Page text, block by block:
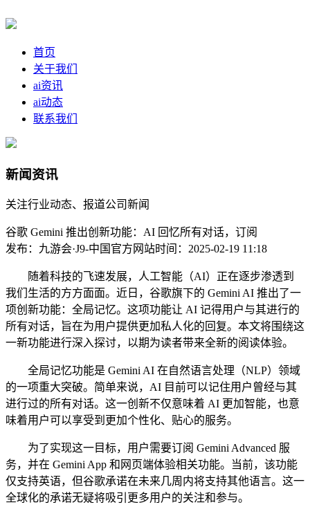
首页
关于我们
ai资讯
ai动态
联系我们
新闻资讯
关注行业动态、报道公司新闻
谷歌 Gemini 推出创新功能：AI 回忆所有对话，订阅
发布：九游会·J9-中国官方网站时间：2025-02-19 11:18
随着科技的飞速发展，人工智能（AI）正在逐步渗透到
我们生活的方方面面。近日，谷歌旗下的 Gemini AI 推出了一
项创新功能：全局记忆。这项功能让 AI 记得用户与其进行的
所有对话，旨在为用户提供更加私人化的回复。本文将围绕这
一新功能进行深入探讨，以期为读者带来全新的阅读体验。
全局记忆功能是 Gemini AI 在自然语言处理（NLP）领域
的一项重大突破。简单来说，AI 目前可以记住用户曾经与其
进行过的所有对话。这一创新不仅意味着 AI 更加智能，也意
味着用户可以享受到更加个性化、贴心的服务。
为了实现这一目标，用户需要订阅 Gemini Advanced 服
务，并在 Gemini App 和网页端体验相关功能。当前，该功能
仅支持英语，但谷歌承诺在未来几周内将支持其他语言。这一
全球化的承诺无疑将吸引更多用户的关注和参与。